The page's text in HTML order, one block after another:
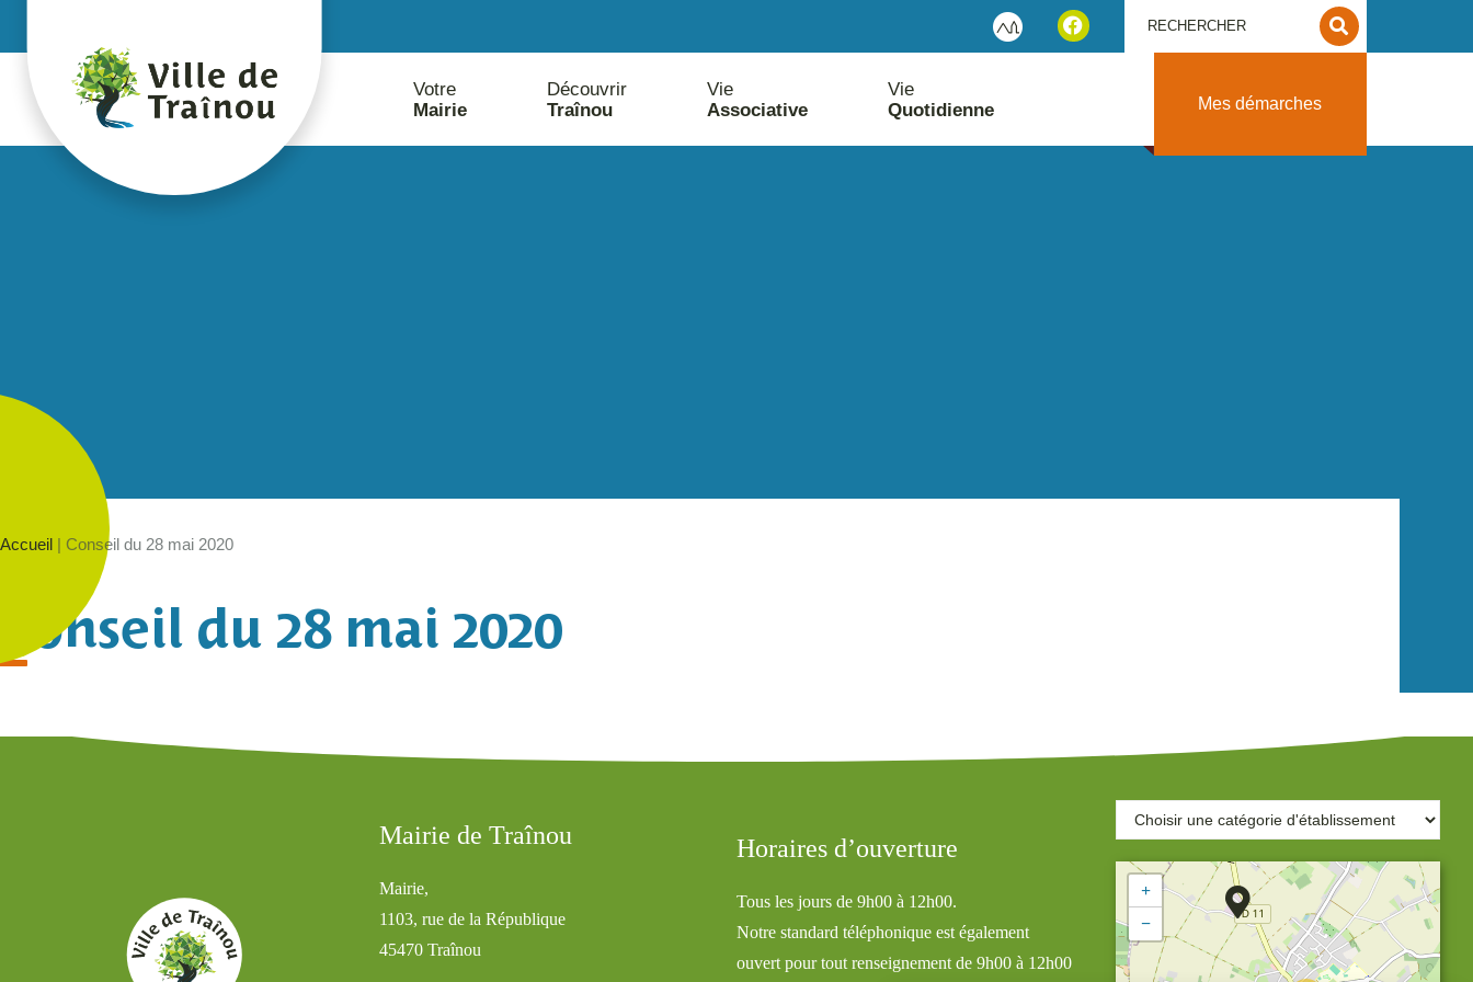
Votre
Mairie
Découvrir
Traînou
Vie
Associative
Vie
Quotidienne
Mes démarches
Accueil | Conseil du 28 mai 2020
Conseil du 28 mai 2020
Mairie de Traînou
Mairie,
1103, rue de la République
45470 Traînou
Horaires d’ouverture
Tous les jours de 9h00 à 12h00.
Notre standard téléphonique est également
ouvert pour tout renseignement de 9h00 à 12h00
+
−